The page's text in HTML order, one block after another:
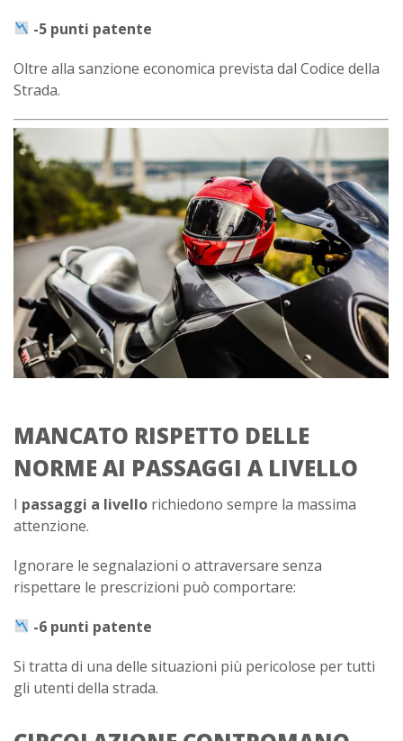
-5 punti patente
Oltre alla sanzione economica prevista dal Codice della
Strada.
MANCATO RISPETTO DELLE
NORME AI PASSAGGI A LIVELLO
I passaggi a livello richiedono sempre la massima
attenzione.
Ignorare le segnalazioni o attraversare senza
rispettare le prescrizioni può comportare:
-6 punti patente
Si tratta di una delle situazioni più pericolose per tutti
gli utenti della strada.